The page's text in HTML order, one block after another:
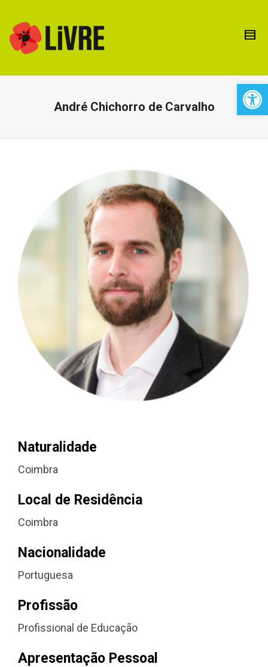
André Chichorro de Carvalho
Naturalidade
Coimbra
Local de Residência
Coimbra
Nacionalidade
Portuguesa
Profissão
Profissional de Educação
Apresentação Pessoal